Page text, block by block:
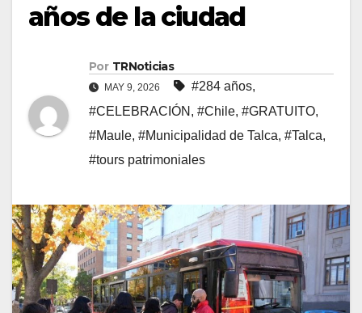
años de la ciudad
Por TRNoticias
MAY 9, 2026 #284 años,
#CELEBRACIÓN , #Chile, #GRATUITO,
#Maule, #Municipalidad de Talca, #Talca,
#tours patrimoniales